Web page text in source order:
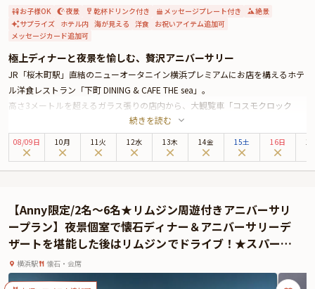
お子様OK 夜景 乾杯ドリンク付き メッセージプレート付き
絶景
サプライズ ホテル内 海が見える 洋食 お祝いアイテム追加可
メッセージカード追加可
極上ディナーと夜景を愉しむ、贅沢アニバーサリー
JR「桜木町駅」直結のニューオータニイン横浜プレミアムにお店を構えるホテ
ル洋食レストラン「下町 DINING & CAFE THE sea」。
高さ3メートルを超えるガラス張りの店内から、大観覧車「コスモクロック
21」やみなとみらい、横浜港にベイブリッジなど、横浜を代表するスポットの
煌めく夜景を堪能できるのが魅力のお店です。
本プランでお召し上がりいただくのは、牛フィレ肉のロースト・海鮮のポワレ
用意いたします。
宝石箱をひっくり返したような夜景が煌めく空間で、思い出に残るアニバーサ
リーをお過ごしください。
続きを読む
08/09日 10月 11火 12水 13木 14金 15土 16日
【Anny限定/2名～6名★リムジン周遊付きアニバーサリ
ープラン】夜景個室で懐石ディナー＆アニバーサリーデ
ザートを堪能した後はリムジンでドライブ！★スパーク
リングワイン＋東京タワーをバックに記念撮影★とって
おきのアニバーサリーナイトに★
横浜駅 懐石・会席